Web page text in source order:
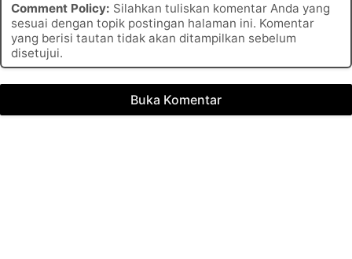
Comment Policy: Silahkan tuliskan komentar Anda yang
sesuai dengan topik postingan halaman ini. Komentar
yang berisi tautan tidak akan ditampilkan sebelum
disetujui.
Buka Komentar